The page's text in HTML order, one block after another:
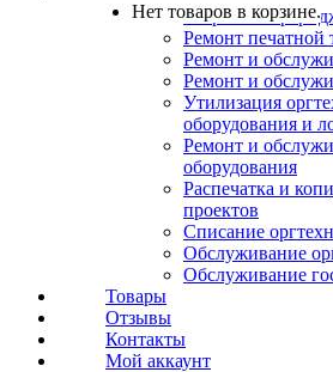
Нет товаров в корзине.
Заправка
Ремонт печатной
Ремонт и
Ремонт и
Утилизация
оборудования и
Ремонт и
оборудования
Распечатка и
проектов
Списание
Обслуживание
Обслуживание
Товары
Отзывы
Контакты
Мой аккаунт